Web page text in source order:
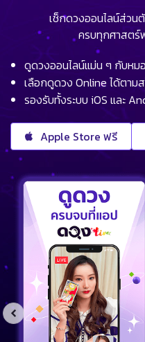
เช็กดวงออนไลน์ส่ว
ครบทุกศาสตร์
ดูดวงออนไลน์แม่น ๆ กับหม
เลือกดูดวง Online ได้ตา
รองรับทั้งระบบ iOS และ
Apple Store ฟรี